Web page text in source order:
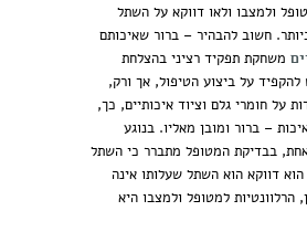
ולמצבו ולאו דווקא על השתל
חשוב להבהיר – ברור שאיכותם
משחקת תפקיד רציני בהצלחת
על ביצוע הטיפול, אך ורק,
על חומרי גלם וציוד איכותיים, כך,
– ברור ומובן מאליו. בנוגע
בבדיקת המטופל מתברר כי השתל
דווקא הוא השתל שעלותו אינה
הרלוונטיות למטופל ולמצבו היא